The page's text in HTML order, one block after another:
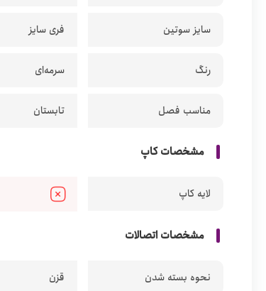
سایز سوتین فری سایز
رنگ سرمه‌ای
مناسب فصل تابستان
مشخصات کاپ
لایه کاپ
مشخصات اتصالات
نحوه بسته شدن قزن